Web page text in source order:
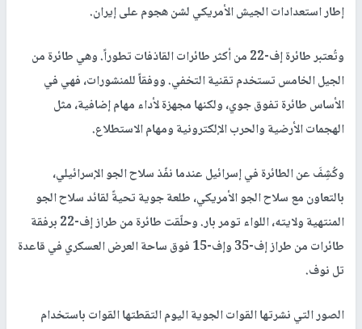
إطار استعدادات الجيش الأمريكي لشن هجوم على إيران.
وتُعتبر طائرة إف-22 من أكثر طائرات القاذفات تطوراً. وهي طائرة من
الجيل الخامس تستخدم تقنية التخفي. ووفقاً للمنشورات، فهي في
الأساس طائرة تفوق جوي، ولكنها مجهزة لأداء مهام إضافية، مثل
الهجمات الأرضية والحرب الإلكترونية ومهام الاستطلاع.
وكُشِفَ عن الطائرة في إسرائيل عندما نفّذ سلاح الجو الإسرائيلي،
بالتعاون مع سلاح الجو الأمريكي، طلعة جوية تحيةً لقائد سلاح الجو
المنتهية ولايته، اللواء تومر بار. وحلّقت طائرة من طراز إف-22 برفقة
طائرات من طراز إف-35 وإف-15 فوق ساحة العرض العسكري في قاعدة
تل نوف.
الصور التي نشرتها القوات الجوية اليوم التقطتها القوات باستخدام